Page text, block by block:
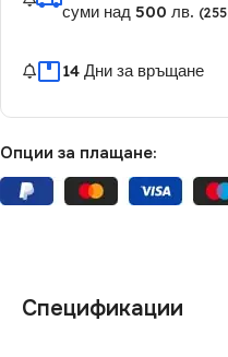
суми над 500 лв.
14 Дни за връщане
Опции за плащане:
Спецификации